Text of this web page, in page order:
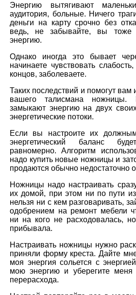
Энергию вытягивают
аудитория, больные. Ничего
деньги на карту срочно без
ведь, не забывайте, вы тоже
энергию.
Однако иногда это бывает
начинаете чувствовать
концов, заболеваете.
Таких последствий и помогут вам
вашего талисмана
замыкают энергию на двух
энергетические потоки.
Если вы настроите их
энергетический баланс
равномерно. Алгоритм
надо купить новые ножницы и
продаются обычно недостаточно
Ножницы надо настраивать
их домой, при этом ни по пути
нельзя ни с кем разговаривать,
одобрением на ремонт мебели
ни на кого не расходовалась,
прибывала.
Настраивать ножницы нужно
приняли форму креста. Дайте
моя энергия сольется с
мою энергию и уберегите меня
перерасхода.